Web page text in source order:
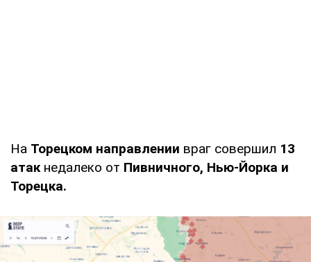
На Торецком направлении враг совершил 13
атакнедалеко от Пивничного, Нью-Йорка и
Торецка.